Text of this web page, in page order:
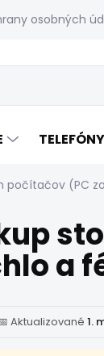
osobných
počítačov (PC
a
Aktualizované 1.